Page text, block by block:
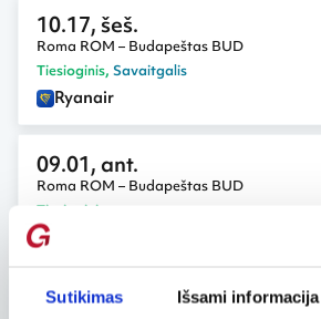
Sutikimas Išsami informacija
10.17, šeš.
Roma ROM – Budapeštas BUD
Tiesioginis, Savaitgalis
Ryanair
09.01, ant.
Roma ROM – Budapeštas BUD
Tiesioginis
09.04, pen.